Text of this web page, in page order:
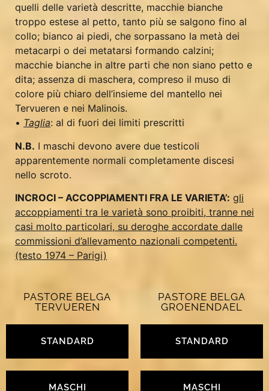
quelli delle varietà descritte, macchie bianche
troppo estese al petto, tanto più se salgono fino al
collo; bianco ai piedi, che sorpassano la metà dei
metacarpi o dei metatarsi formando calzini;
macchie bianche in altre parti che non siano petto e
dita; assenza di maschera, compreso il muso di
colore più chiaro dell’insieme del mantello nei
Tervueren e nei Malinois.
• Taglia: al di fuori dei limiti prescritti
N.B. I maschi devono avere due testicoli
apparentemente normali completamente discesi
nello scroto.
INCROCI – ACCOPPIAMENTI FRA LE VARIETA’: gli
accoppiamenti tra le varietà sono proibiti, tranne nei
casi molto particolari, su deroghe accordate dalle
commissioni d’allevamento nazionali competenti.
(testo 1974 – Parigi)
PASTORE BELGA
TERVUEREN
STANDARD
MASCHI
PASTORE BELGA
GROENENDAEL
STANDARD
MASCHI